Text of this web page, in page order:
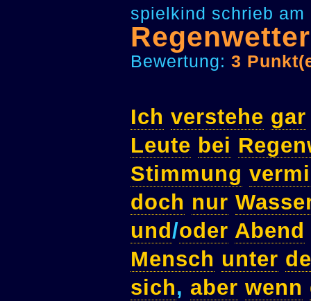
spielkind schrieb
Regenwetter
Bewertung: 3
Ich verstehe gar
Leute bei
Stimmung
doch nur
und/oder Abend
Mensch unter
sich, aber wenn